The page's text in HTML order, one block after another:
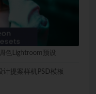
色Lightroom预设
计提案样机PSD模板